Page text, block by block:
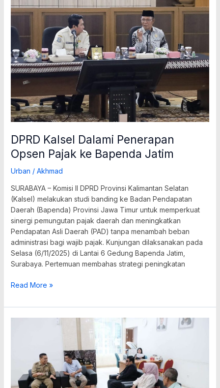
DPRD Kalsel Dalami Penerapan
Opsen Pajak ke Bapenda Jatim
Urban / Akhmad
SURABAYA – Komisi II DPRD Provinsi Kalimantan Selatan
(Kalsel) melakukan studi banding ke Badan Pendapatan
Daerah (Bapenda) Provinsi Jawa Timur untuk memperkuat
sinergi pemungutan pajak daerah dan meningkatkan
Pendapatan Asli Daerah (PAD) tanpa menambah beban
administrasi bagi wajib pajak. Kunjungan dilaksanakan pada
Selasa (6/11/2025) di Lantai 6 Gedung Bapenda Jatim,
Surabaya. Pertemuan membahas strategi peningkatan
Kalsel
Dalami
Penerapan
Opsen
Pajak
ke
Bapenda
Jatim
Read More »
Banding